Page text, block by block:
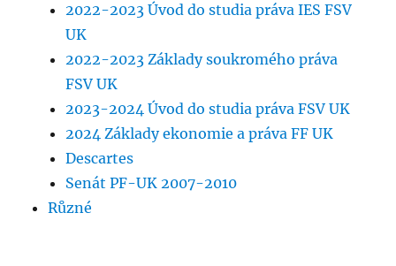
2022-2023 Úvod do studia práva IES FSV
UK
2022-2023 Základy soukromého práva
FSV UK
2023-2024 Úvod do studia práva FSV UK
2024 Základy ekonomie a práva FF UK
Descartes
Senát PF-UK 2007-2010
Různé